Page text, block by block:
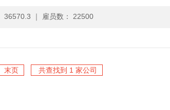
36570.3 ｜ 雇员数： 22500
末页 共查找到 1 家公司